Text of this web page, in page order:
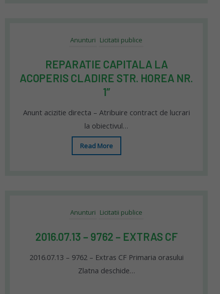
Anunturi Licitatii publice
REPARATIE CAPITALA LA
ACOPERIS CLADIRE STR. HOREA NR.
1”
Anunt acizitie directa – Atribuire contract de lucrari
la obiectivul…
Read More
Anunturi Licitatii publice
2016.07.13 – 9762 – EXTRAS CF
2016.07.13 – 9762 – Extras CF Primaria orasului
Zlatna deschide…